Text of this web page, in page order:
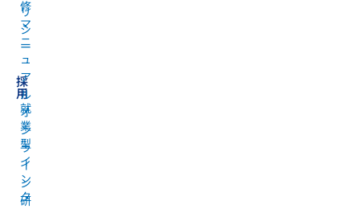
リ
シ
ー
採
用
就
業
型
イ
ン
タ
修
マ
ニ
ュ
ア
ル
オ
ン
ラ
イ
ン
研